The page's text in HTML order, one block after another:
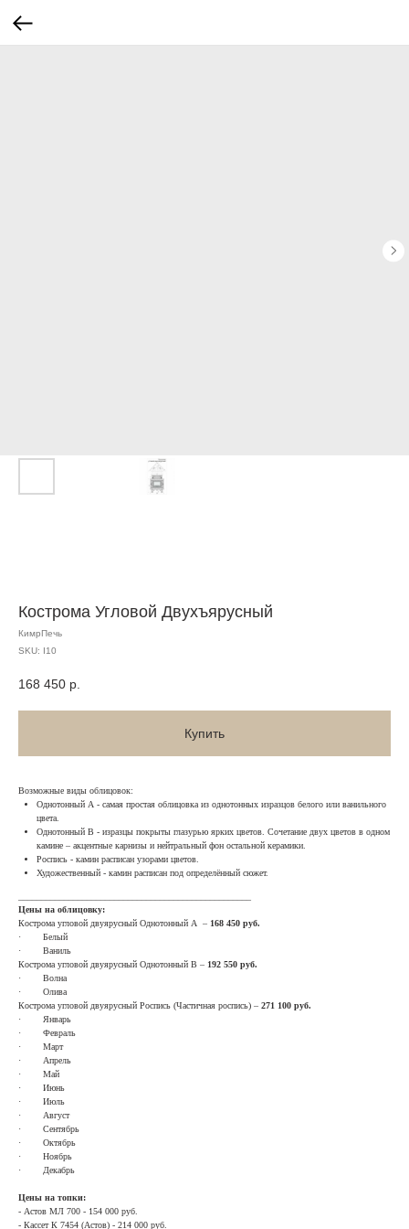
Кострома Угловой Двухъярусный
КимрПечь
SKU: I10
168 450 р.
Купить
Возможные виды облицовок:
Однотонный А - самая простая облицовка из однотонных изразцов белого или ванильного
цвета.
Однотонный В - изразцы покрыты глазурью ярких цветов. Сочетание двух цветов в одном
камине – акцентные карнизы и нейтральный фон остальной керамики.
Роспись - камин расписан узорами цветов.
Художественный - камин расписан под определённый сюжет.
Цены на облицовку:
Кострома угловой двуярусный Однотонный А – 168 450 руб.
· Белый
· Ваниль
Кострома угловой двуярусный Однотонный B – 192 550 руб.
· Волна
· Олива
Кострома угловой двуярусный Роспись (Частичная роспись) – 271 100 руб.
· Январь
· Февраль
· Март
· Апрель
· Май
· Июнь
· Июль
· Август
· Сентябрь
· Октябрь
· Ноябрь
· Декабрь
Цены на топки:
- Астов МЛ 700 - 154 000 руб.
- Кассет К 7454 (Астов) - 214 000 руб.